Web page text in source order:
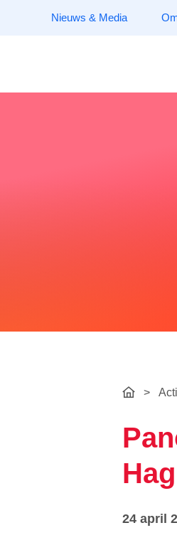
Nieuws & Media
>
24 april